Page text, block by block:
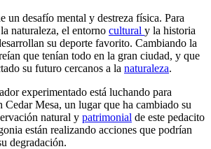
un desafío mental y destreza física. Para
naturaleza, el entorno cultural y la historia
su deporte favorito. Cambiando la
que tenían todo en la gran ciudad, y que
su futuro cercanos a la naturaleza.
experimentado está luchando para
Cedar Mesa, un lugar que ha cambiado su
natural y patrimonial de este pedacito
están realizando acciones que podrían
degradación.